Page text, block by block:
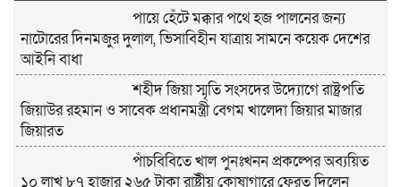
পায়ে হেঁটে মক্কার পথে হজ পালনের জন্য
নাটোরের দিনমজুর দুলাল, ভিসাবিহীন যাত্রায় সামনে কয়েক দেশের
আইনি বাধা
শহীদ জিয়া স্মৃতি সংসদের উদ্যোগে রাষ্ট্রপতি
জিয়াউর রহমান ও সাবেক প্রধানমন্ত্রী বেগম খালেদা জিয়ার মাজার
জিয়ারত
পাঁচবিবিতে খাল পুনঃখনন প্রকল্পের অব্যয়িত
১০ লাখ ৮৭ হাজার ২৬৫ টাকা রাষ্ট্রীয় কোষাগারে ফেরত দিলেন